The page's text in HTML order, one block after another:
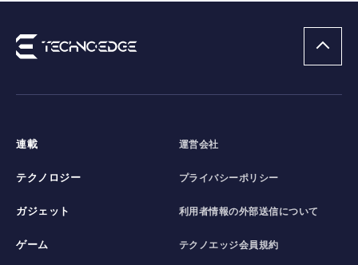
連載
テクノロジー
ガジェット
ゲーム
運営会社
プライバシーポリシー
利用者情報の外部送信について
テクノエッジ会員規約